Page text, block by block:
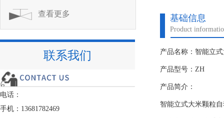
基础信息
Product
产品名称：智能立
产品型号：ZH
产品简介：
智能立式大米颗粒
查看更多
联系我们
电话：
手机：13681782469